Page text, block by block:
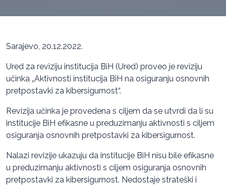
Sarajevo, 20.12.2022.
Ured za reviziju institucija BiH (Ured) proveo je reviziju
učinka „Aktivnosti institucija BiH na osiguranju osnovnih
pretpostavki za kibersigurnost“.
Revizija učinka je provedena s ciljem da se utvrdi da li su
institucije BiH efikasne u preduzimanju aktivnosti s ciljem
osiguranja osnovnih pretpostavki za kibersigurnost.
Nalazi revizije ukazuju da institucije BiH nisu bile efikasne
u preduzimanju aktivnosti s ciljem osiguranja osnovnih
pretpostavki za kibersigurnost. Nedostaje strateški i